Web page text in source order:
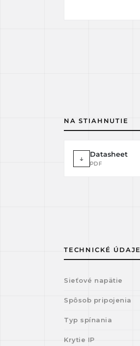
NA STIAHNUTIE
↓ Datasheet
PDF
TECHNICKÉ ÚDAJE
Sieťové napätie
Spôsob pripojenia
Typ spínania
Krytie IP